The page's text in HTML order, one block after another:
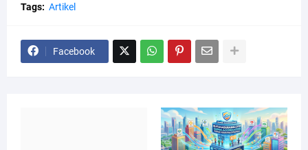
Tags: Artikel
Facebook